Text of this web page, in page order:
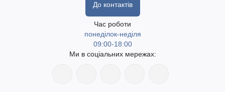
До контактів
Час роботи
понеділок-неділя
09:00-18:00
Ми в соціальних мережах: